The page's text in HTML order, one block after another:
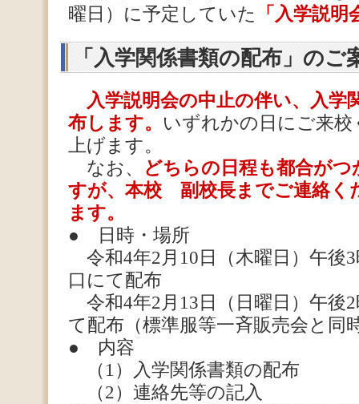
曜日）に予定していた
「入学説
「入学関係書類の配布」のご
入学説明会の中止の伴い、入学
布します。 いずれかの日にご来
上げます。
なお、
どちらの日程も都合が
すが、本校 副校長までご連絡く
ます。
● 日時・場所
令和4年2月10日（木曜日）午
口にて配布
令和4年2月13日（日曜日）午
て配布（標準服等一斉販売会と同
● 内容
（1）入学関係書類の配布
（2）連絡先等の記入